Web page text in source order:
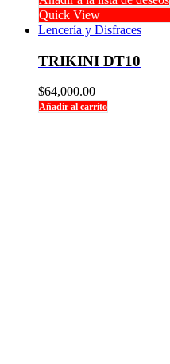
Quick View
Lencería y Disfraces
TRIKINI DT10
$64,000.00
Añadir al carrito